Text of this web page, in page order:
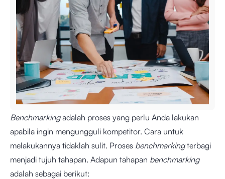
Benchmarkingadalah proses yang perlu Anda lakukan
apabila ingin mengungguli kompetitor. Cara untuk
melakukannya tidaklah sulit. Proses benchmarkingterbagi
menjadi tujuh tahapan. Adapun tahapan benchmarking
adalah sebagai berikut: